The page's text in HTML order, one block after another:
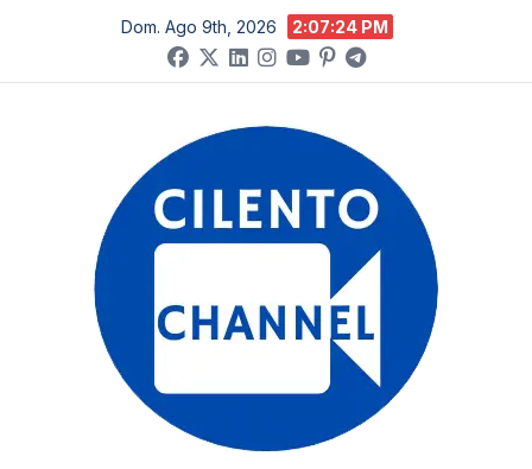
contenuto
Dom. Ago 9th, 2026 2:07:24 PM